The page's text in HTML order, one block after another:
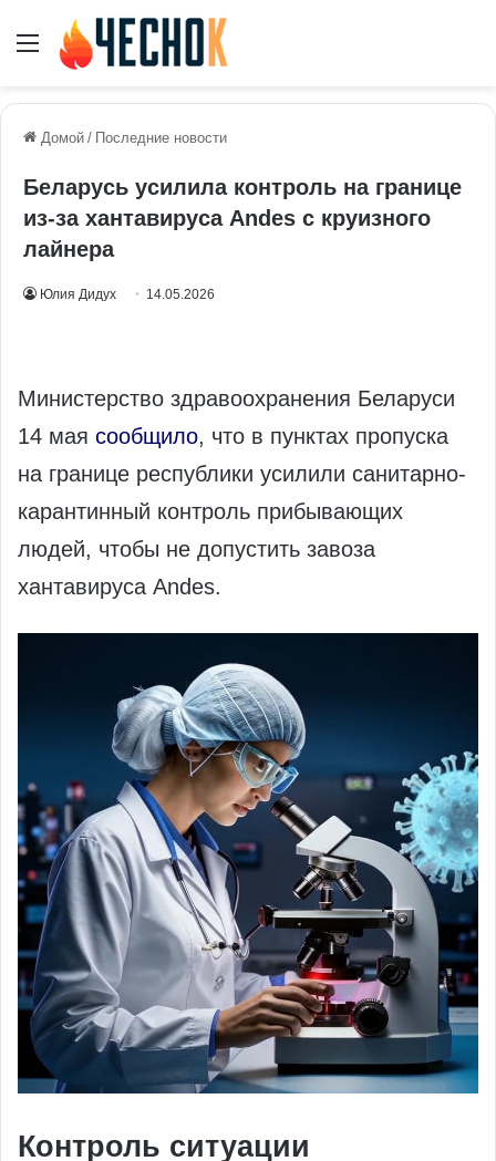
Меню
Домой / Последние новости
Беларусь усилила контроль на границе
из-за хантавируса Andes с круизного
лайнера
Юлия Дидух 14.05.2026
Министерство здравоохранения Беларуси
14 мая сообщило, что в пунктах пропуска
на границе республики усилили санитарно-
карантинный контроль прибывающих
людей, чтобы не допустить завоза
хантавируса Andes.
Контроль ситуации